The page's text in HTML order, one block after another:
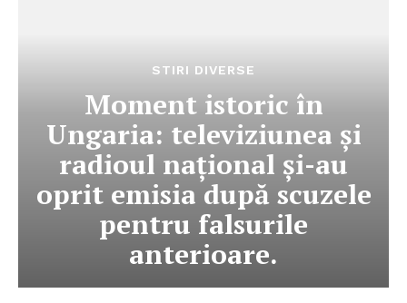
STIRI DIVERSE
Moment istoric în
Ungaria: televiziunea și
radioul național și-au
oprit emisia după scuzele
pentru falsurile
anterioare.